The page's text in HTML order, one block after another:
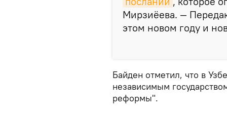
Мирзиёева. —
этом новом году и
Байден отметил, что в
независимым
реформы".